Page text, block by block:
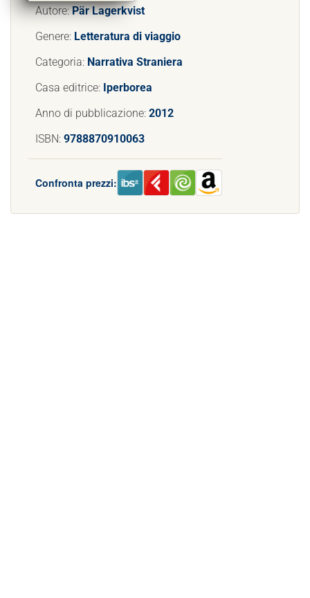
Autore:Pär Lagerkvist
Genere: Letteratura di viaggio
Categoria: Narrativa Straniera
Casa editrice: Iperborea
Anno di pubblicazione: 2012
ISBN: 9788870910063
Confronta prezzi: